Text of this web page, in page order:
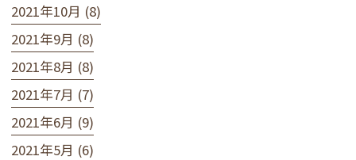
2021年10月 (8)
2021年9月 (8)
2021年8月 (8)
2021年7月 (7)
2021年6月 (9)
2021年5月 (6)